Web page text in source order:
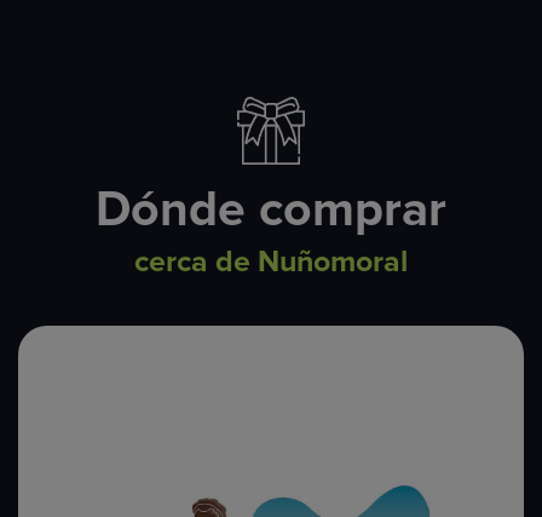
Dónde comprar
cerca de Nuñomoral